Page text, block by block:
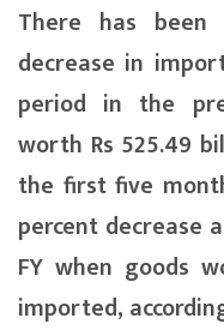
There has been
decrease in
period in the
worth Rs 525.49
the first five
percent decrease
FY when goods
imported,